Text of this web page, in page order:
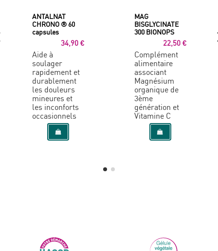
ANTALNAT
CHRONO ® 60
capsules
34,90 €
Aide à
soulager
rapidement et
durablement
les douleurs
mineures et
les inconforts
occasionnels
MAG
BISGLYCINATE
300 BIONOPS
22,50 €
Complément
alimentaire
associant
Magnésium
organique de
3ème
génération et
Vitamine C